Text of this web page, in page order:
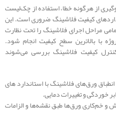
از هرگونه خطا، استفاده از چک‌لیست
کیفیت فلاشینگ ضروری است. این
مراحل اجرای فلاشینگ را تحت نظارت
با بالاترین سطح کیفیت انجام شود.
کیفیت فلاشینگ بررسی می‌شوند
ورق‌های فلاشینگ با استاندارد های
خوردگی و تغییرات دمایی.
و خم‌کاری ورق‌ها طبق نقشه‌ها و الزامات